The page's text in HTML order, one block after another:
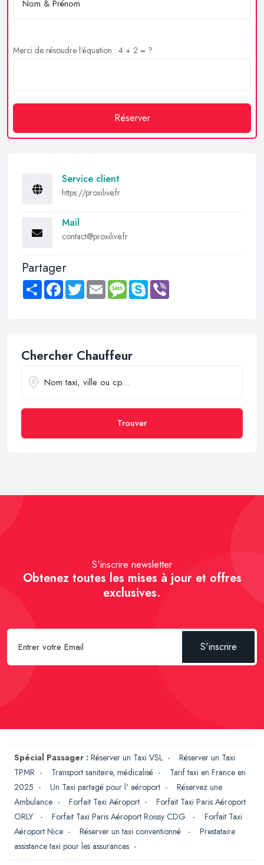
Merci de résoudre l'équation : 4 + 2 = ?
Réserver
Service client
https://proxilive.fr
Mail
contact@proxilive.fr
Partager
Share FacebookTwitter Email MessageSkype
Chercher Chauffeur
Trouver
S'inscrire newsletter
Obtenez toutes les mises à jour et offres
exclusives.
S'inscrire
Spécial Passager : Réserver un Taxi VSL - Réserver un Taxi
TPMR - Transport sanitaire, médicalisé - Tarif taxi en France en
2025 - Un Taxi partagé pour l' aéroport - Réservez une
Ambulance - Forfait Taxi Aéroport - Forfait Taxi Paris Aéroport
ORLY
- Forfait Taxi Paris Aéroport Roissy CDG - Forfait Taxi
Aéroport Nice - Réserver un taxi conventionné - Prestataire
assistance taxi pour les assurances -